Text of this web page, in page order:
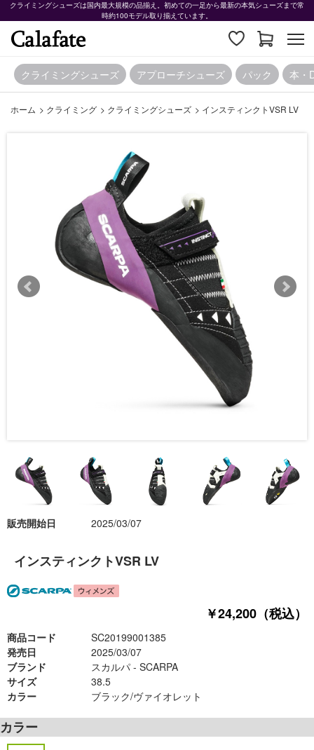
クライミングシューズは国内最大規模の品揃え。初めての一足から最新の本気シューズまで常
時約100モデル取り揃えています。
クライミングシューズ アプローチシューズ パック 本・
ホーム > クライミング > クライミングシューズ > インスティンクトVSR LV
インスティンクトVSR LV
￥24,200（税込）
商品コード
SC20199001385
発売日
2025/03/07
販売開始日 2025/03/07
ブランド
スカルパ - SCARPA
サイズ
38.5
カラー
ブラック/ヴァイオレット
カラー